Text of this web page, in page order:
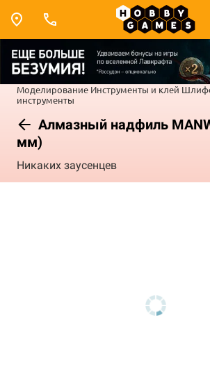
Моделирование Инструменты и клей
инструменты
Алмазный надфиль
мм)
Никаких заусенцев